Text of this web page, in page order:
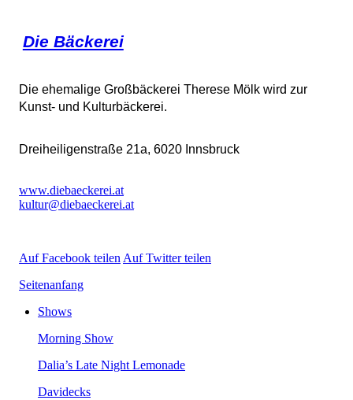
DieBäckerei
DieehemaligeGroßbäckereiThereseMölkwirdzur
Kunst-undKulturbäckerei.
Dreiheiligenstraße21a,6020Innsbruck
www.diebaeckerei.at
kultur@diebaeckerei.at
AufFacebookteilenAufTwitterteilen
Seitenanfang
Shows
MorningShow
Dalia’sLateNightLemonade
Davidecks